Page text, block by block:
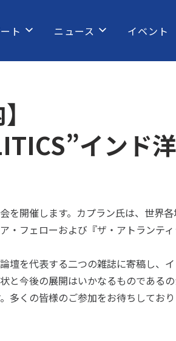
ト ニュース イベント
インド
開催します。カプラン氏は、世界
・フェローおよび『ザ・アトランテ
壇を代表する二つの雑誌に寄稿し、
と今後の展開はいかなるものである
くの皆様のご参加をお待ちしており